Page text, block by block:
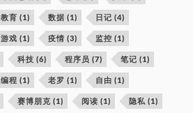
教育 (1) 数据 (1) 日记 (4)
游戏 (1) 疫情 (3) 监控 (1)
科技 (6) 程序员 (7) 笔记 (1)
编程 (1) 老罗 (1) 自由 (1)
赛博朋克 (1) 阅读 (1) 隐私 (1)